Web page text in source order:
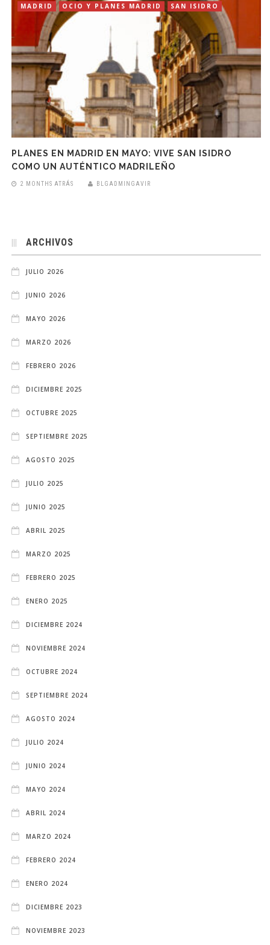
MADRID OCIO Y PLANES MADRID SAN ISIDRO
PLANES EN MADRID EN MAYO: VIVE SAN ISIDRO
COMO UN AUTÉNTICO MADRILEÑO
2 MONTHS ATRÁS BLGADMINGAVIR
ARCHIVOS
JULIO 2026
JUNIO 2026
MAYO 2026
MARZO 2026
FEBRERO 2026
DICIEMBRE 2025
OCTUBRE 2025
SEPTIEMBRE 2025
AGOSTO 2025
JULIO 2025
JUNIO 2025
ABRIL 2025
MARZO 2025
FEBRERO 2025
ENERO 2025
DICIEMBRE 2024
NOVIEMBRE 2024
OCTUBRE 2024
SEPTIEMBRE 2024
AGOSTO 2024
JULIO 2024
JUNIO 2024
MAYO 2024
ABRIL 2024
MARZO 2024
FEBRERO 2024
ENERO 2024
DICIEMBRE 2023
NOVIEMBRE 2023